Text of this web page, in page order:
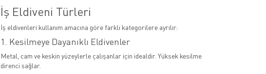
İş Eldiveni Türleri
İş eldivenleri kullanım amacına göre farklı kategorilere ayrılır:
1. Kesilmeye Dayanıklı Eldivenler
Metal, cam ve keskin yüzeylerle çalışanlar için idealdir. Yüksek kesilme
direnci sağlar.